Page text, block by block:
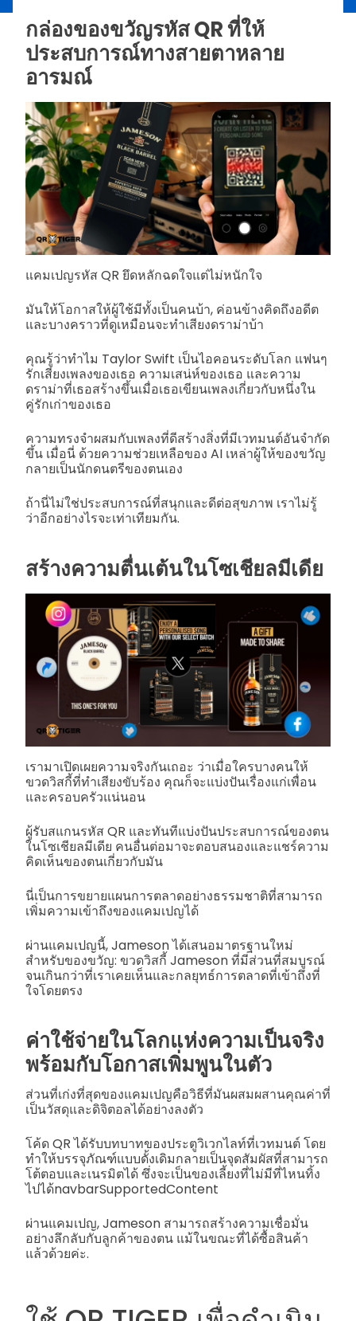
กล่องของขวัญรหัส QR ที่ให้
ประสบการณ์ทางสายตาหลาย
อารมณ์
แคมเปญรหัส QR ยึดหลักฉดใจแต่ไม่หนักใจ
มันให้โอกาสให้ผู้ใช้มีทั้งเป็นคนบ้า, ค่อนข้างคิดถึงอดีต
และบางคราวที่ดูเหมือนจะทำเสียงดราม่าบ้า
คุณรู้ว่าทำไม Taylor Swift เป็นไอคอนระดับโลก แฟนๆ
รักเสียงเพลงของเธอ ความเสน่ห์ของเธอ และความ
ดราม่าที่เธอสร้างขึ้นเมื่อเธอเขียนเพลงเกี่ยวกับหนึ่งใน
คู่รักเก่าของเธอ
ความทรงจำผสมกับเพลงที่ดีสร้างสิ่งที่มีเวทมนต์อันจำกัด
ขึ้น เมื่อนี่ ด้วยความช่วยเหลือของ AI เหล่าผู้ให้ของขวัญ
กลายเป็นนักดนตรีของตนเอง
ถ้านี่ไม่ใช่ประสบการณ์ที่สนุกและดีต่อสุขภาพ เราไม่รู้
ว่าอีกอย่างไรจะเท่าเทียมกัน.
สร้างความตื่นเต้นในโซเชียลมีเดีย
เรามาเปิดเผยความจริงกันเถอะ ว่าเมื่อใครบางคนให้
ขวดวิสกี้ที่ทำเสียงขับร้อง คุณก็จะแบ่งปันเรื่องแก่เพื่อน
และครอบครัวแน่นอน
ผู้รับสแกนรหัส QR และทันทีแบ่งปันประสบการณ์ของตน
ในโซเชียลมีเดีย คนอื่นต่อมาจะตอบสนองและแชร์ความ
คิดเห็นของตนเกี่ยวกับมัน
นี่เป็นการขยายแผนการตลาดอย่างธรรมชาติที่สามารถ
เพิ่มความเข้าถึงของแคมเปญได้
ผ่านแคมเปญนี้, Jameson ได้เสนอมาตรฐานใหม่
สำหรับของขวัญ: ขวดวิสกี้ Jameson ที่มีส่วนที่สมบูรณ์
จนเกินกว่าที่เราเคยเห็นและกลยุทธ์การตลาดที่เข้าถึงที่
ใจโดยตรง
ค่าใช้จ่ายในโลกแห่งความเป็นจริง
พร้อมกับโอกาสเพิ่มพูนในตัว
ส่วนที่เก่งที่สุดของแคมเปญคือวิธีที่มันผสมผสานคุณค่าที่
เป็นวัสดุและดิจิตอลได้อย่างลงตัว
โค้ด QR ได้รับบทบาทของประตูวิเวกไลท์ที่เวทมนต์ โดย
ทำให้บรรจุภัณฑ์แบบดั้งเดิมกลายเป็นจุดสัมผัสที่สามารถ
โต้ตอบและเนรมิตได้ ซึ่งจะเป็นของเลี้ยงที่ไม่มีที่ไหนทิ้ง
ไปได้navbarSupportedContent
ผ่านแคมเปญ, Jameson สามารถสร้างความเชื่อมั่น
อย่างลึกลับกับลูกค้าของตน แม้ในขณะที่ได้ซื้อสินค้า
แล้วด้วยค่ะ.